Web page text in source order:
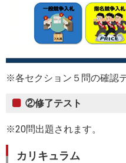
※各セクション５問の確認
②修了テスト
※20問出題されます。
カリキュラム